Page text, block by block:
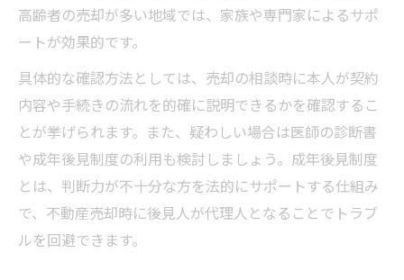
高齢者の売却が多い地域では、家族や専門家によるサポ
ートが効果的です。
具体的な確認方法としては、売却の相談時に本人が契約
内容や手続きの流れを的確に説明できるかを確認するこ
とが挙げられます。また、疑わしい場合は医師の診断書
や成年後見制度の利用も検討しましょう。成年後見制度
とは、判断力が不十分な方を法的にサポートする仕組み
で、不動産売却時に後見人が代理人となることでトラブ
ルを回避できます。